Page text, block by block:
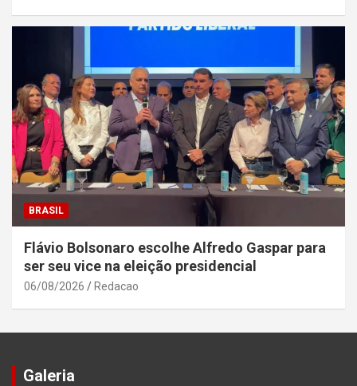
BRASIL
Flávio Bolsonaro escolhe Alfredo Gaspar para
ser seu vice na eleição presidencial
06/08/2026 Redacao
Galeria